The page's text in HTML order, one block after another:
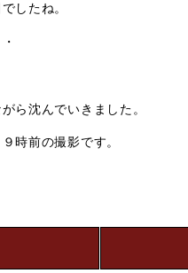
したね。
ら沈んでいきました。
時前の撮影です。